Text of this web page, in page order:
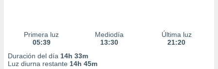
Primera luz
05:39
Mediodía
13:30
Última luz
21:20
Duración del día 14h 33m
Luz diurna restante 14h 45m